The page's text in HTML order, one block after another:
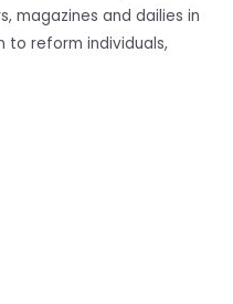
magazines and dailies in
to reform individuals,